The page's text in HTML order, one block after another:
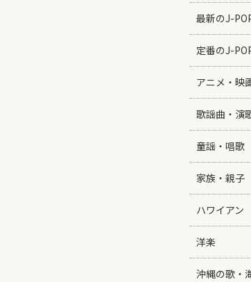
最新のJ-
定番のJ-
アニメ・映
歌謡曲・演
童謡・唱歌
家族・親子
ハワイアン
洋楽
沖縄の歌・